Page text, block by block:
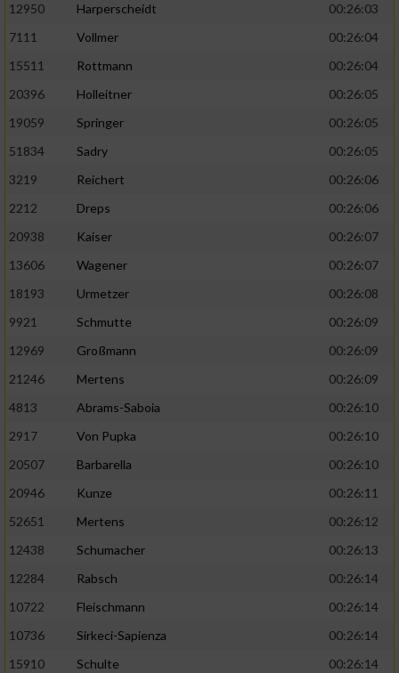
12950
Harperscheidt
00:26:03
7111
Vollmer
00:26:04
15511
Rottmann
00:26:04
20396
Holleitner
00:26:05
19059
Springer
00:26:05
51834
Sadry
00:26:05
3219
Reichert
00:26:06
2212
Dreps
00:26:06
20938
Kaiser
00:26:07
13606
Wagener
00:26:07
18193
Urmetzer
00:26:08
9921
Schmutte
00:26:09
12969
Großmann
00:26:09
21246
Mertens
00:26:09
4813
Abrams-Saboia
00:26:10
2917
Von Pupka
00:26:10
20507
Barbarella
00:26:10
20946
Kunze
00:26:11
52651
Mertens
00:26:12
12438
Schumacher
00:26:13
12284
Rabsch
00:26:14
10722
Fleischmann
00:26:14
10736
Sirkeci-Sapienza
00:26:14
15910
Schulte
00:26:14